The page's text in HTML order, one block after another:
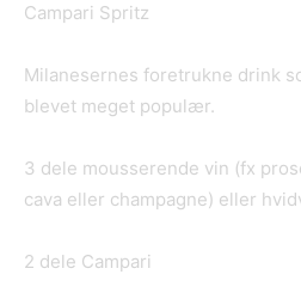
Campari Spritz
Milanesernes foretrukne drink
blevet meget populær.
3 dele mousserende vin (fx
cava eller champagne) eller
2 dele Campari